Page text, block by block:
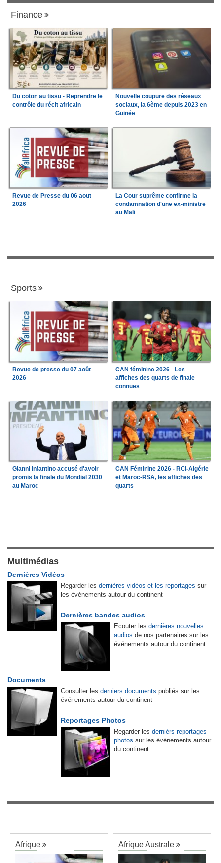
Finance
Du coton au tissu - Reprendre le
contrôle du récit africain
Nouvelle coupure des réseaux
sociaux, la 6ème depuis 2023 en
Guinée
Revue de Presse du 06 aout
2026
La Cour suprême confirme la
condamnation d'une ex-ministre
au Mali
Sports
Revue de presse du 07 août
2026
CAN féminine 2026 - Les
affiches des quarts de finale
connues
Gianni Infantino accusé d'avoir
promis la finale du Mondial 2030
au Maroc
CAN Féminine 2026 - RCI-Algérie
et Maroc-RSA, les affiches des
quarts
Multimédias
Dernières Vidéos
Regarder les dernières vidéos et les reportages sur
les événements autour du continent
Dernières bandes audios
Ecouter les dernières nouvelles
audios de nos partenaires sur les
événements autour du continent.
Documents
Consulter les derniers documents publiés sur les
événements autour du continent
Reportages Photos
Regarder les dernièrs reportages
photos sur les événements autour
du continent
Afrique Afrique Australe